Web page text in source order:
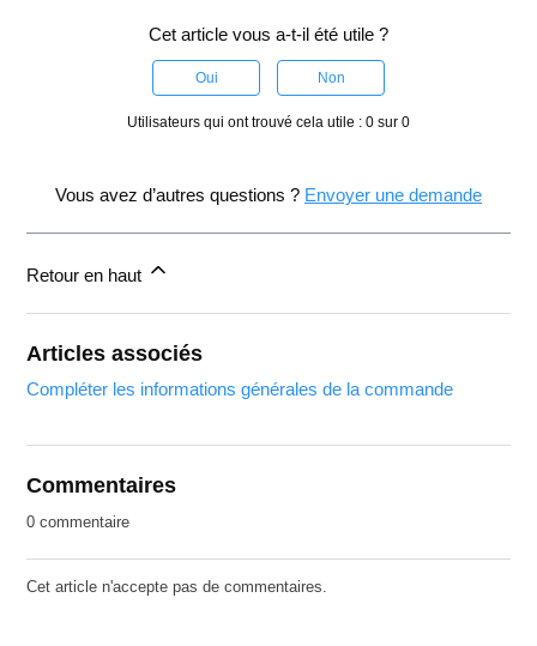
Cet article vous a-t-il été utile ?
Oui Non
Utilisateurs qui ont trouvé cela utile : 0 sur 0
Vous avez d’autres questions ? Envoyer une demande
Retour en haut
Articles associés
Compléter les informations générales de la commande
Commentaires
0 commentaire
Cet article n'accepte pas de commentaires.